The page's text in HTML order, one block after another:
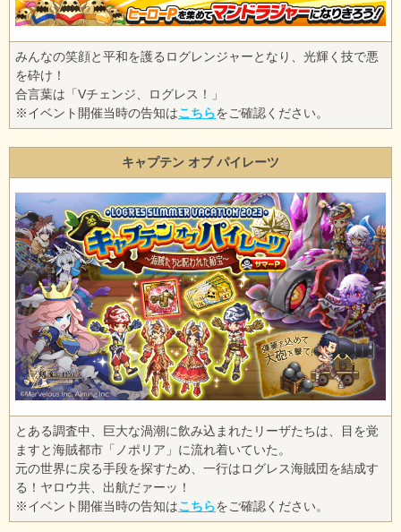
みんなの笑顔と平和を護るログレンジャーとなり、光輝く技で悪
を砕け！
合言葉は「Vチェンジ、ログレス！」
※イベント開催当時の告知はこちらをご確認ください。
キャプテン オブ パイレーツ
とある調査中、巨大な渦潮に飲み込まれたリーザたちは、目を覚
ますと海賊都市「ノポリア」に流れ着いていた。
元の世界に戻る手段を探すため、一行はログレス海賊団を結成す
る！ヤロウ共、出航だァーッ！
※イベント開催当時の告知はこちらをご確認ください。